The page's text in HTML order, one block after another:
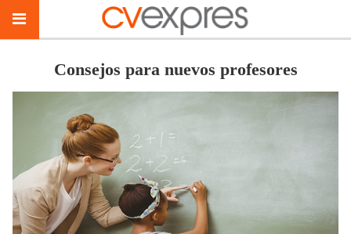
Consejos para nuevos profesores